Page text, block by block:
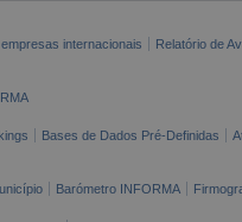
internacionais Relatório de
Bases de Dados Pré-Definidas
Barómetro INFORMA